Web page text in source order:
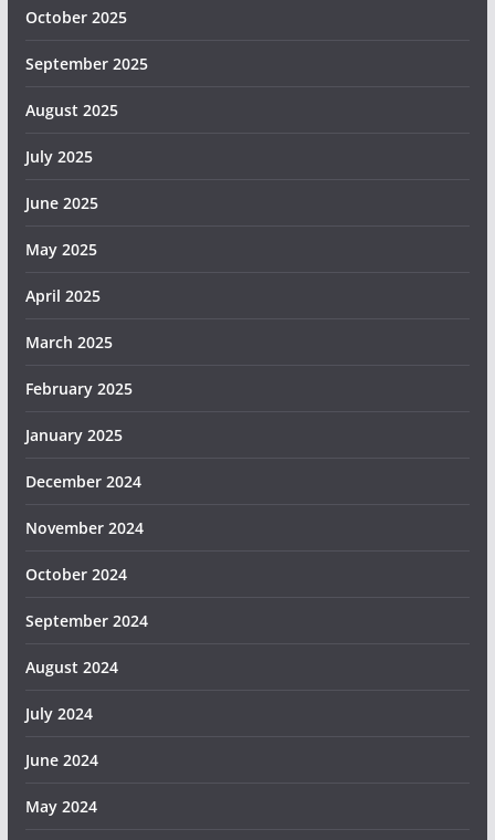
October 2025
September 2025
August 2025
July 2025
June 2025
May 2025
April 2025
March 2025
February 2025
January 2025
December 2024
November 2024
October 2024
September 2024
August 2024
July 2024
June 2024
May 2024